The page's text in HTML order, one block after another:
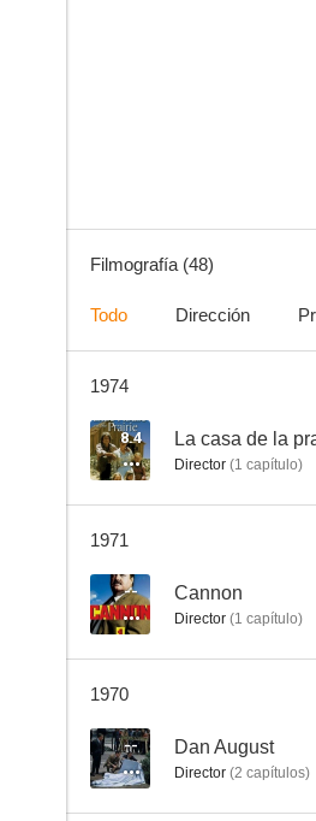
4.7
Filmografía (48)
Todo Dirección
1974
8.4 La casa de la
Director (1 capítulo)
1971
-- Cannon
Director (1 capítulo)
1970
-- Dan August
Director (2 capítulos)